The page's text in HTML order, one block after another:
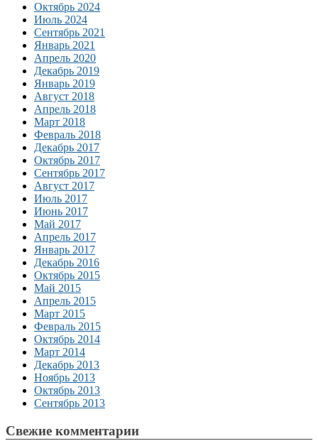
Октябрь 2024
Июль 2024
Сентябрь 2021
Январь 2021
Апрель 2020
Декабрь 2019
Январь 2019
Август 2018
Апрель 2018
Март 2018
Февраль 2018
Декабрь 2017
Октябрь 2017
Сентябрь 2017
Август 2017
Июль 2017
Июнь 2017
Май 2017
Апрель 2017
Январь 2017
Декабрь 2016
Октябрь 2015
Май 2015
Апрель 2015
Март 2015
Февраль 2015
Октябрь 2014
Март 2014
Декабрь 2013
Ноябрь 2013
Октябрь 2013
Сентябрь 2013
Свежие комментарии